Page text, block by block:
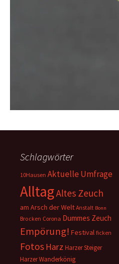
Schlagwörter
10Hausen Aktuelle Umfrage
AlltagAltes Zeuch
am Arsch der Welt Anstalt Bonn
Brocken Corona Dummes Zeuch
Empörung! Festival ficken
Fotos Harz Harzer Steiger
Harzer Wanderkönig